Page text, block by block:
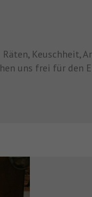
Keuschheit,
uns frei für den